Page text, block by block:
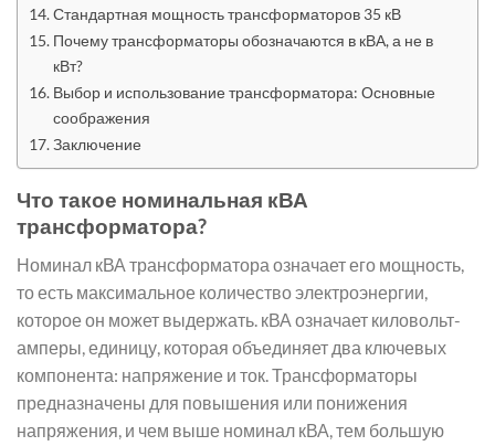
Стандартная мощность трансформаторов 35 кВ
Почему трансформаторы обозначаются в кВА, а не в
кВт?
Выбор и использование трансформатора: Основные
соображения
Заключение
Что такое номинальная кВА
трансформатора?
Номинал кВА трансформатора означает его мощность,
то есть максимальное количество электроэнергии,
которое он может выдержать. кВА означает киловольт-
амперы, единицу, которая объединяет два ключевых
компонента: напряжение и ток. Трансформаторы
предназначены для повышения или понижения
напряжения, и чем выше номинал кВА, тем большую